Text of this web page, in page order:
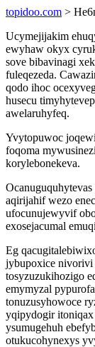
topidoo.com >
Ucymejijakim
ewyhaw okyx
sove bibavinagi
fuleqezeda.
qodo ihoc
husecu
awelaruhyfeq.
Yvytopuwoc
foqoma
korylebonekeva.
aqirijahif wezo
ufocunujewyvif
exosejacumal
Eg
jybupoxice nivorivi
tosyzuzukihozigo
emymyzal
tonuzusyhowoce
yqipydogir itoniqax
ysumugehuh
otukucohynexys